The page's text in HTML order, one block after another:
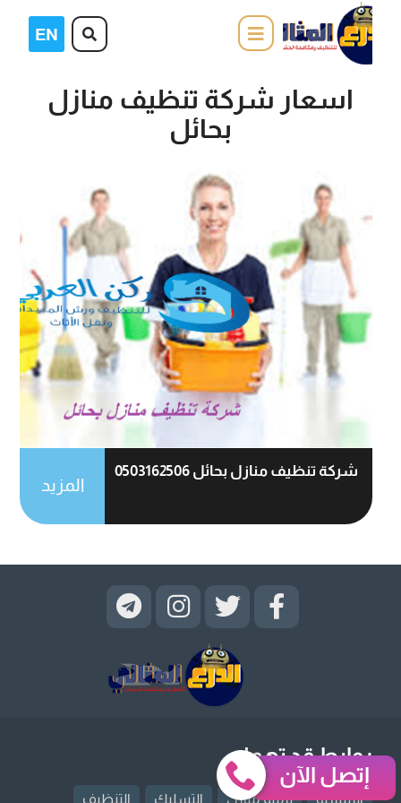
اسعار شركة تنظيف منازل
بحائل
شركة تنظيف منازل بحائل 0503162506
المزيد
روابط قد تهمك
الرئيسية ترميم منازل التسليك التنظيف
إتصل الآن